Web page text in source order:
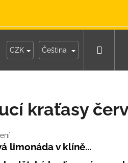
Moje objednávka
CZK Čeština
kraťasy
limonáda v klíně...